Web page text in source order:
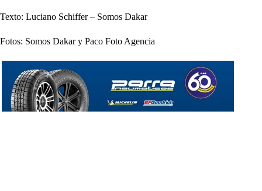
Texto: Luciano Schiffer – Somos Dakar
Fotos: Somos Dakar y Paco Foto Agencia